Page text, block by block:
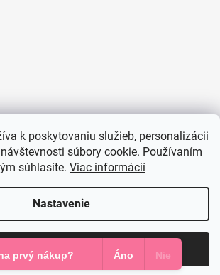
k poskytovaniu služieb, personalizácii
súbory cookie. Používaním
súhlasíte. Viac informácií
Nastavenie
Súhlasím
Mia Dresses . Všetky práva vyhradené.
prvý nákup? Áno Nie